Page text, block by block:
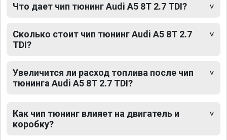
Что дает чип тюнинг Audi A5 8T 2.7 TDI?
Сколько стоит чип тюнинг Audi A5 8T 2.7
TDI?
Увеличится ли расход топлива после чип
тюнинга Audi A5 8T 2.7 TDI?
Как чип тюнинг влияет на двигатель и
коробку?